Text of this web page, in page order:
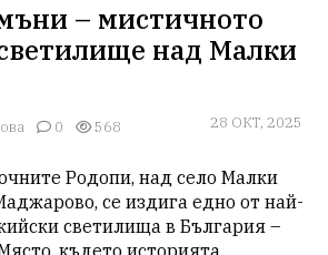
– мистичното
над Малки
0 568 28 ОКТ, 2025
Родопи, над село Малки
се издига едно от най-
светилища в България –